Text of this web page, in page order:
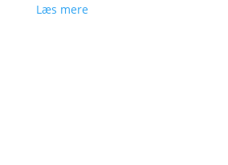
Læs mere